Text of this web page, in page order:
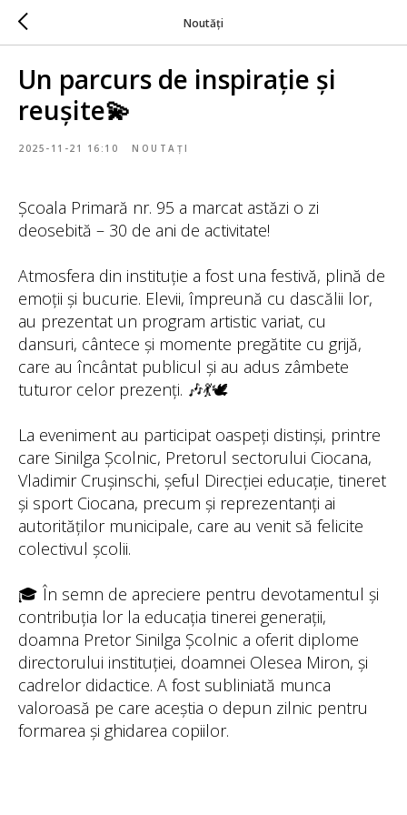
Noutăți
Un parcurs de inspirație și
reușite💫
2025-11-21 16:10 NOUTAȚI
Școala Primară nr. 95 a marcat astăzi o zi
deosebită – 30 de ani de activitate!
Atmosfera din instituție a fost una festivă, plină de
emoții și bucurie. Elevii, împreună cu dascălii lor,
au prezentat un program artistic variat, cu
dansuri, cântece și momente pregătite cu grijă,
care au încântat publicul și au adus zâmbete
tuturor celor prezenți. 🎶💃🕊️
La eveniment au participat oaspeți distinși, printre
care Sinilga Școlnic, Pretorul sectorului Ciocana,
Vladimir Crușinschi, șeful Direcției educație, tineret
și sport Ciocana, precum și reprezentanți ai
autorităților municipale, care au venit să felicite
colectivul școlii.
🎓 În semn de apreciere pentru devotamentul și
contribuția lor la educația tinerei generații,
doamna Pretor Sinilga Școlnic a oferit diplome
directorului instituției, doamnei Olesea Miron, și
cadrelor didactice. A fost subliniată munca
valoroasă pe care aceștia o depun zilnic pentru
formarea și ghidarea copiilor.